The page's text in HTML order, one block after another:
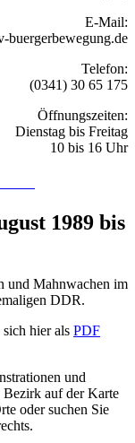
E-Mail:
buergerbewegung.de
Telefon:
(0341) 30 65 175
Öffnungszeiten:
Dienstag bis Freitag
10 bis 16 Uhr
1989 bis
und Mahnwachen im
DDR.
hier als PDF
und
Bezirk auf der Karte
oder suchen Sie